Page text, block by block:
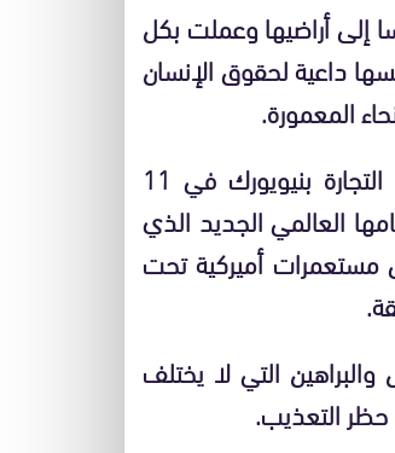
إلى أراضيها وعملت بكل
داعية لحقوق الإنسان
المعمورة.
وبعد إعلان الولايات المتحدة حربها ضد الإرهاب إثر تدمير برجي التجارة بنيويورك في 11
نظامها العالمي الجديد الذي
مستعمرات أميركية تحت
التي لا يختلف
حظر التعذيب.